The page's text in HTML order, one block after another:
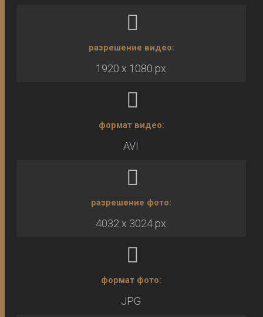
разрешение видео:
1920 x 1080 px
формат видео:
AVI
разрешение фото:
4032 x 3024 px
формат фото:
JPG